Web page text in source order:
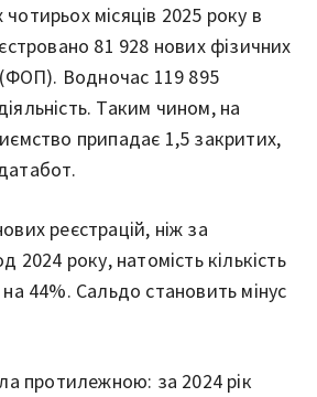
місяців 2025 року в
81 928 нових фізичних
(ФОП). Водночас 119 895
Таким чином, на
припадає 1,5 закритих,
реєстрацій, ніж за
2024 року, натомість кількість
44%. Сальдо становить мінус
протилежною: за 2024 рік